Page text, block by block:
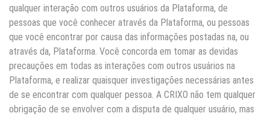
qualquer interação com outros usuários da Plataforma, de
pessoas que você conhecer através da Plataforma, ou pessoas
que você encontrar por causa das informações postadas na, ou
através da, Plataforma. Você concorda em tomar as devidas
precauções em todas as interações com outros usuários na
Plataforma, e realizar quaisquer investigações necessárias antes
de se encontrar com qualquer pessoa. A CRIXO não tem qualquer
obrigação de se envolver com a disputa de qualquer usuário, mas